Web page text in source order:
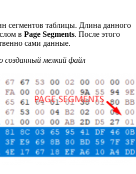
сегментов таблицы. Длина данного
в Page Segments. После этого
сами данные.
созданный мелкий файл